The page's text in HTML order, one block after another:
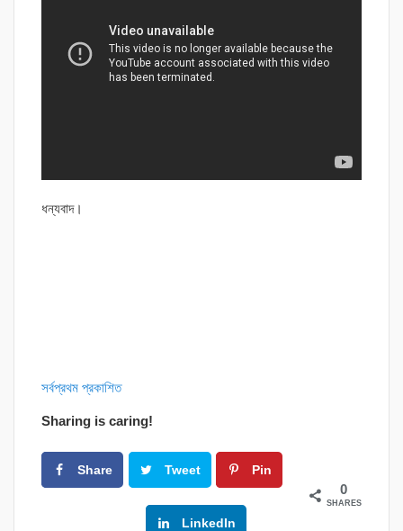
ধন্যবাদ।
সর্বপ্রথম প্রকাশিত
Sharing is caring!
Share Tweet Pin
LinkedIn
0
SHARES